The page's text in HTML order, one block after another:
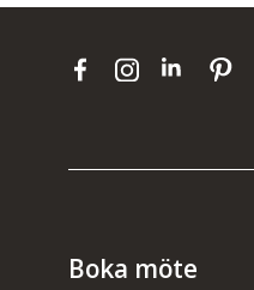
Boka möte